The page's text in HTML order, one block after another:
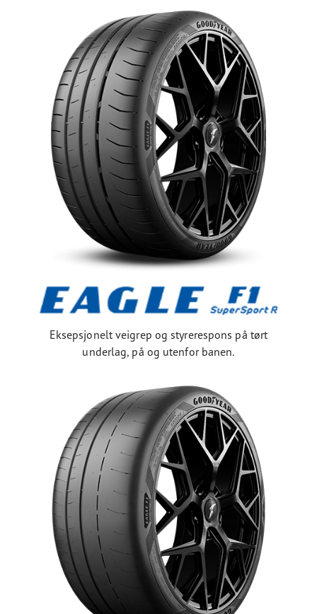
Eksepsjonelt veigrep og styrerespons på tørt
underlag, på og utenfor banen.